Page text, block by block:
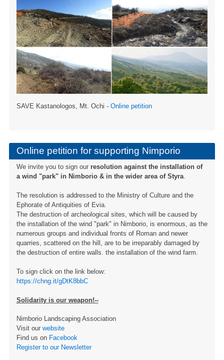
SAVE Kastanologos, Mt. Ochi - Online petition
Online petition for supporting Nimporio
We invite you to sign our resolution against the installation of
a wind "park" in Nimborio & in the wider area of ​​Styra.
The resolution is addressed to the Ministry of Culture and the
Ephorate of Antiquities of Evia.
The destruction of archeological sites, which will be caused by
the installation of the wind "park" in Nimborio, is enormous, as the
numerous groups and individual fronts of Roman and newer
quarries, scattered on the hill, are to be irreparably damaged by
the destruction of entire walls. the installation of the wind farm.
To sign click on the link below:
https://chng.it/gDtK8bbC
Solidarity is our weapon!--
Nimborio Landscaping Association
Visit our website
Find us on Facebook
Register to our Newsletter